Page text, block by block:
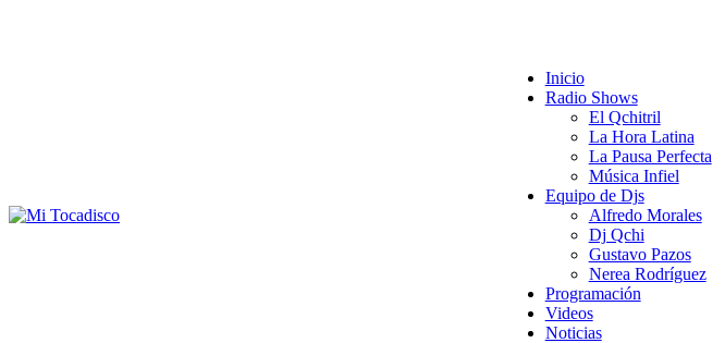
Inicio
Radio Shows
El Qchitril
La Hora Latina
La Pausa Perfecta
Música Infiel
Equipo de Djs
Alfredo Morales
Dj Qchi
Gustavo Pazos
Nerea Rodríguez
Programación
Videos
Noticias